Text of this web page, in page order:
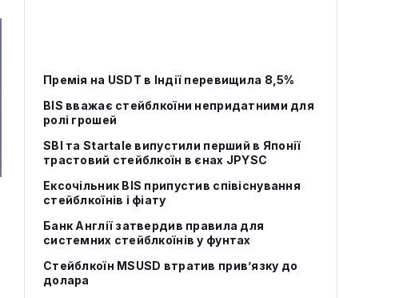
Премія на USDT в Індії перевищила 8,5%
BIS вважає стейблкоїни непридатними для
ролі грошей
SBI та Startale випустили перший в Японії
трастовий стейблкоїн в єнах JPYSC
Ексочільник BIS припустив співіснування
стейблкоїнів і фіату
Банк Англії затвердив правила для
системних стейблкоїнів у фунтах
Стейблкоїн MSUSD втратив прив’язку до
долара